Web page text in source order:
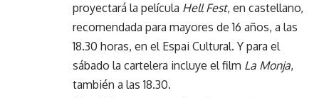
proyectará la película Hell Fest, en castellano,
recomendada para mayores de 16 años, a las
18.30 horas, en el Espai Cultural. Y para el
sábado la cartelera incluye el film La Monja,
también a las 18.30.